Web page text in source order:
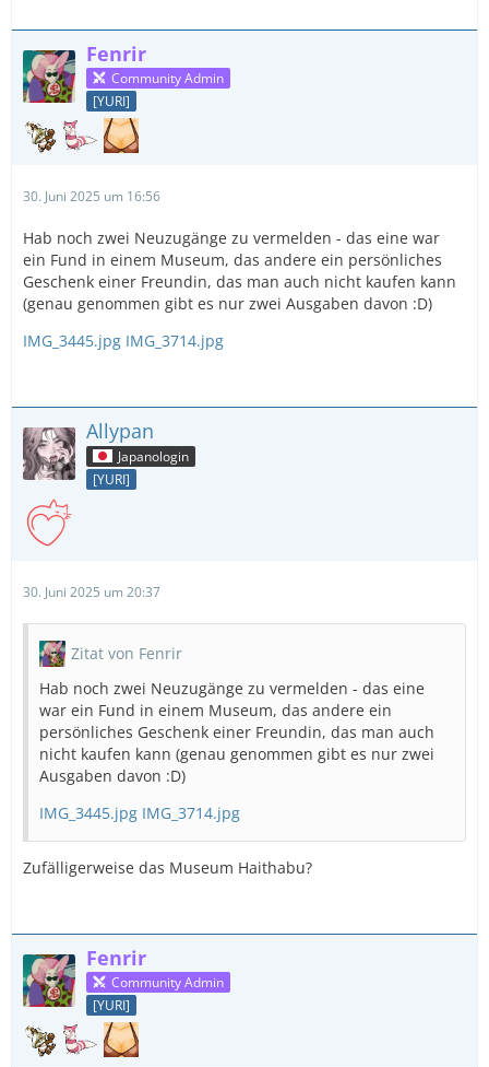
Fenrir
Community Admin
[YURI]
30. Juni 2025 um 16:56
Hab noch zwei Neuzugänge zu vermelden - das eine war
ein Fund in einem Museum, das andere ein persönliches
Geschenk einer Freundin, das man auch nicht kaufen kann
(genau genommen gibt es nur zwei Ausgaben davon :D)
IMG_3445.jpg IMG_3714.jpg
Allypan
Japanologin
[YURI]
30. Juni 2025 um 20:37
Zitat von Fenrir
Hab noch zwei Neuzugänge zu vermelden - das eine
war ein Fund in einem Museum, das andere ein
persönliches Geschenk einer Freundin, das man auch
nicht kaufen kann (genau genommen gibt es nur zwei
Ausgaben davon :D)
IMG_3445.jpg IMG_3714.jpg
Zufälligerweise das Museum Haithabu?
Fenrir
Community Admin
[YURI]